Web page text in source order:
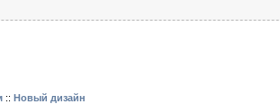
:: Новый дизайн